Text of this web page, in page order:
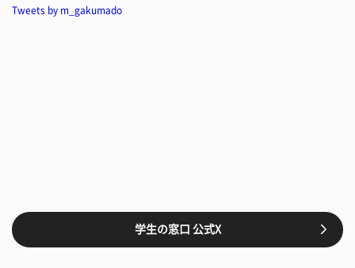
Tweets by m_gakumado
学生の窓口 公式X